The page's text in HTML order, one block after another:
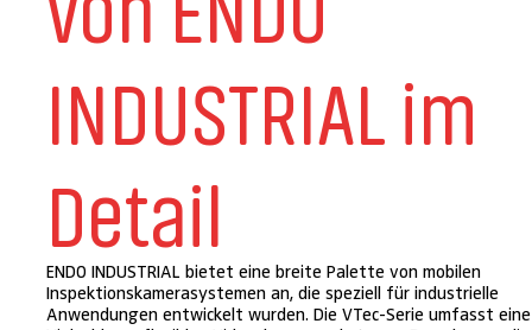
INDUSTRIAL im
Detail
ENDO INDUSTRIAL bietet eine breite Palette von mobilen
Inspektionskamerasystemen an, die speziell für industrielle
Anwendungen entwickelt wurden. Die VTec-Serie umfasst eine